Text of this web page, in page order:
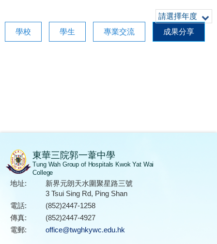
請選擇年度
學校
學生 專業交流 成果分享
東華三院郭一葦中學
Tung Wah Group of Hospitals Kwok Yat Wai
College
地址:
新界元朗天水圍聚星路三號
3 Tsui Sing Rd, Ping Shan
電話:
(852)2447-1258
傳真:
(852)2447-4927
電郵:
office@twghkywc.edu.hk